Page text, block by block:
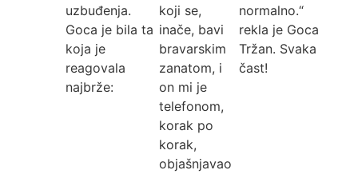
uzbuđenja.
Goca je bila ta
koja je
reagovala
najbrže:
koji se,
inače, bavi
bravarskim
zanatom, i
on mi je
telefonom,
korak po
korak,
objašnjavao
normalno.“
rekla je Goca
Tržan. Svaka
čast!